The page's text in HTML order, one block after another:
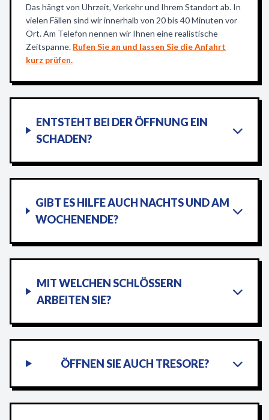
Das hängt von Uhrzeit, Verkehr und Ihrem Standort ab. In
vielen Fällen sind wir innerhalb von 20 bis 40 Minuten vor
Ort. Am Telefon nennen wir Ihnen eine realistische
Zeitspanne. Rufen Sie an und lassen Sie die Anfahrt
kurz prüfen.
ENTSTEHT BEI DER ÖFFNUNG EIN
SCHADEN?
GIBT ES HILFE AUCH NACHTS UND AM
WOCHENENDE?
MIT WELCHEN SCHLÖSSERN
ARBEITEN SIE?
ÖFFNEN SIE AUCH TRESORE?